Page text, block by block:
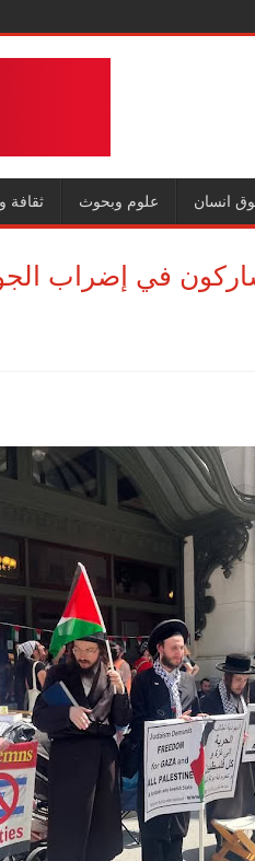
انسان علوم وبحوث ثقافة
في إضراب